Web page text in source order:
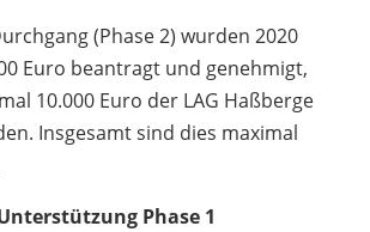
(Phase 2) wurden 2020
Euro beantragt und genehmigt,
10.000 Euro der LAG Haßberge
Insgesamt sind dies maximal
Phase 1